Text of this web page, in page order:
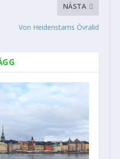
NÄSTA
Von Heidenstams Övralid